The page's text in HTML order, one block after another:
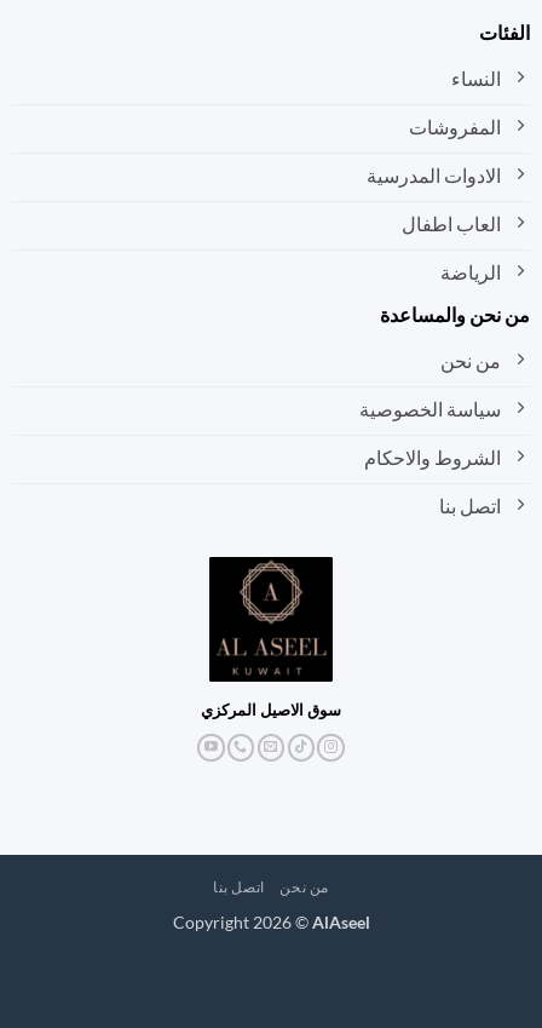
النساء
المفروشات
الادوات المدرسية
العاب اطفال
الرياضة
والمساعدة
من نحن
سياسة الخصوصية
الشروط والاحكام
اتصل بنا
سوق الاصيل المركزي
من نحن اتصل بنا
Copyright 2026 ©AlAseel